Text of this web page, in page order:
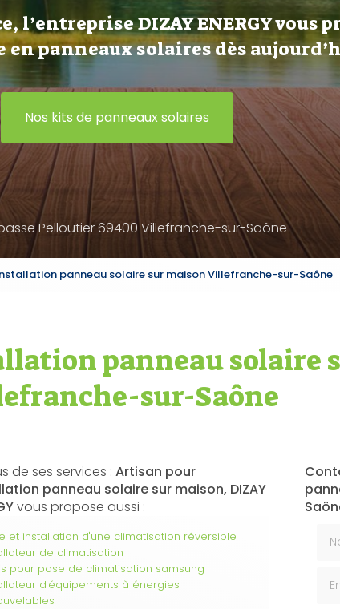
l’entreprise DIZAY ENERGY vous
panneaux solaires dès
Nos kits de panneaux solaires
Pelloutier 69400Villefranche-sur-Saône
panneau solaire sur maison Villefranche-sur-Saône
panneau solaire
sur-Saône
de ses services : Artisan pour
panneau solaire sur maison, DIZAY
vous propose aussi :
et installation d'une climatisation réversible
de climatisation
pour pose de climatisation samsung
d'équipements à énergies